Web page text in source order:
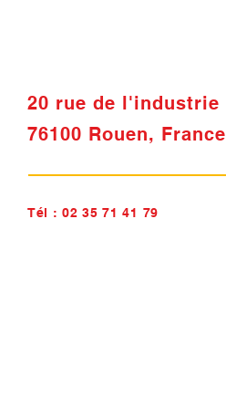
20 rue de l'industrie
76100 Rouen, France
Tél :02 35 71 41 79